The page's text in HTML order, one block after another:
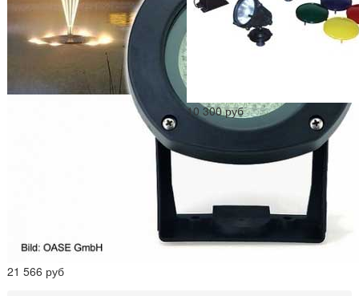
21 566 руб
10 300 руб